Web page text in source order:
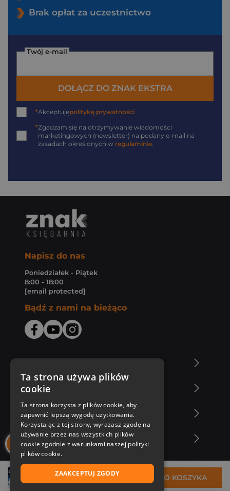
30,85 zł DO KOSZYKA
Brak opłat za uczestnictwo
Twój e-mail
DOŁĄCZ DO ZNAK EKSTRA
*Akceptujępolitykę prywatności
*Zgadzam się na otrzymywanie wiadomości
marketingowych (newsletter) na podany e-mail na
zasadach określonych w regulaminie.
Napisz do nas
Poniedziałek - Piątek
8:00 - 18:00
[email protected]
Bądź z nami na bieżąco
Zakupy u nas
Nasza oferta
Nasi autorzy
Ta strona używa plików
cookie
Ta strona korzysta z plików cookie, aby
zapewnić lepszą wygodę użytkowania.
Korzystając z tej strony, wyrażasz zgodę na
używanie przez nas wszystkich plików
cookie zgodnie z warunkami naszej polityki
plików cookie.
ZAAKCEPTUJ ZGODY